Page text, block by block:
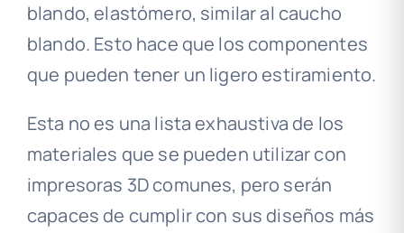
blando, elastómero, similar al caucho
blando. Esto hace que los componentes
que pueden tener un ligero estiramiento.
Esta no es una lista exhaustiva de los
materiales que se pueden utilizar con
impresoras 3D comunes, pero serán
capaces de cumplir con sus diseños más